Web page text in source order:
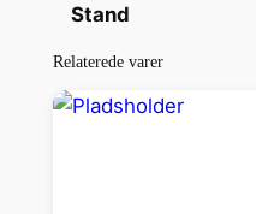
a
Stand
Relaterede varer